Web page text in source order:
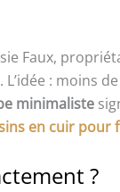
Faux,
L’idée :
minimaliste
en cuir pour
?